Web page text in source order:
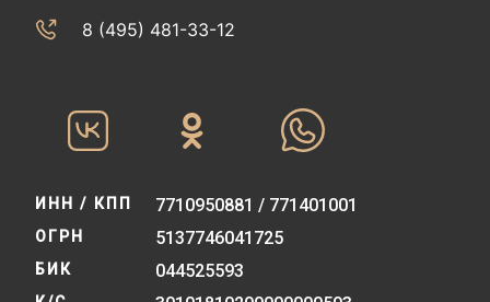
8 (495) 481-33-12‬‬
ИНН / КПП 7710950881 / 771401001
ОГРН 5137746041725
БИК 044525593